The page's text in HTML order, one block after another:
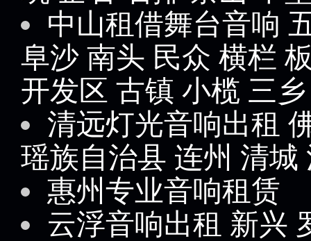
中山租借舞台音响
阜沙 南头 民众 横栏
开发区 古镇 小榄 三乡
清远灯光音响出租
瑶族自治县 连州 清城
惠州专业音响租赁
云浮音响出租 新兴